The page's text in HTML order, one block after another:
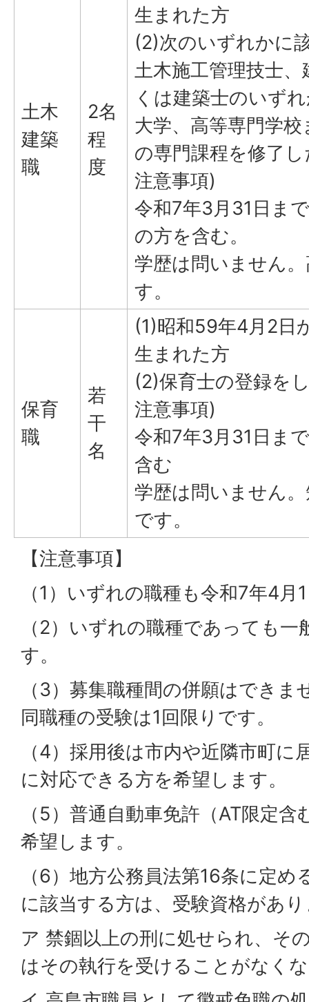
土木
建築
職
2名
程
度
生まれた方
(2)次のいずれかに
土木施工管理技士
くは建築士のいず
大学、高等専門学
の専門課程を修了
注意事項)
令和7年3月31日ま
の方を含む。
学歴は問いません
す。
保育
職
若
干
名
(1)昭和59年4月2日
生まれた方
(2)保育士の登録を
注意事項)
令和7年3月31日ま
含む
学歴は問いません
です。
【注意事項】
（1）いずれの職種も令和7年4
（2）いずれの職種であっても
す。
（3）募集職種間の併願はでき
同職種の受験は1回限りです。
（4）採用後は市内や近隣市町に
に対応できる方を希望します。
（5）普通自動車免許（AT限定
希望します。
（6）地方公務員法第16条に定
に該当する方は、受験資格があ
ア 禁錮以上の刑に処せられ、そ
はその執行を受けることがなく